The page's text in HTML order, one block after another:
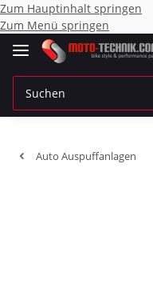
Zum Hauptinhalt springen
Zum Menü springen
Auto Auspuffanlagen